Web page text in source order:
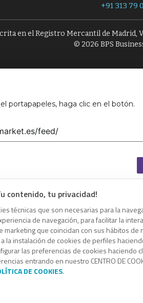
contenido, tu privacidad!
técnicas que son necesarias para la
de navegación, para facilitar la
marketing que coincidan con sus hábitos de
instalación de cookies de perfiles
las preferencias de cookies haciendo
entrando en nuestro CENTRO DE
DE COOKIES.
+91 313 79
en el Registro Mercantil de Madrid,
© 2026 BPS
portapapeles, haga clic en el botón.
portapapeles, haga clic en el botón.